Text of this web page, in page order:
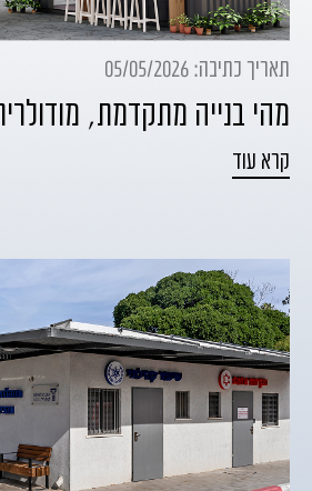
תאריך כתיבה: 05/05/2026
מהי בנייה מתקדמת,
קרא עוד